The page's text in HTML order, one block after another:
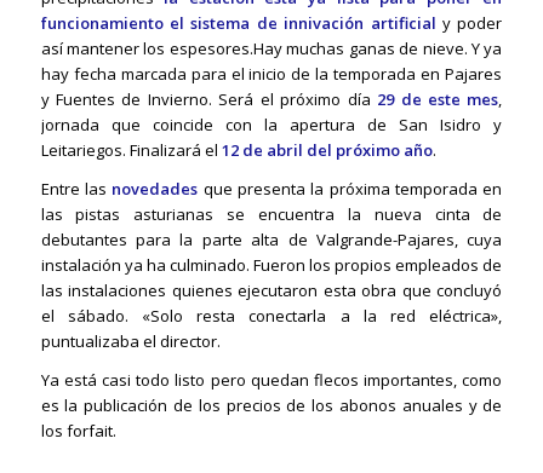
funcionamiento el sistema de innivación artificial y poder
así mantener los espesores.Hay muchas ganas de nieve. Y ya
hay fecha marcada para el inicio de la temporada en Pajares
y Fuentes de Invierno. Será el próximo día 29 de este mes,
jornada que coincide con la apertura de San Isidro y
Leitariegos. Finalizará el 12 de abril del próximo año.
Entre las novedades que presenta la próxima temporada en
las pistas asturianas se encuentra la nueva cinta de
debutantes para la parte alta de Valgrande-Pajares, cuya
instalación ya ha culminado. Fueron los propios empleados de
las instalaciones quienes ejecutaron esta obra que concluyó
el sábado. «Solo resta conectarla a la red eléctrica»,
puntualizaba el director.
Ya está casi todo listo pero quedan flecos importantes, como
es la publicación de los precios de los abonos anuales y de
los forfait.